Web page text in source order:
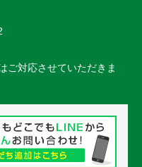
ご対応させていただきま